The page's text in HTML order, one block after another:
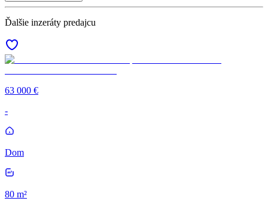
Ďalšie inzeráty predajcu
63 000 €
-
Dom
80 m²